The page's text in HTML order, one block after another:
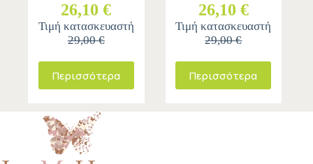
26,10 €
Τιμή κατασκευαστή
29,00 €
Περισσότερα
26,10 €
Τιμή κατασκευαστή
29,00 €
Περισσότερα